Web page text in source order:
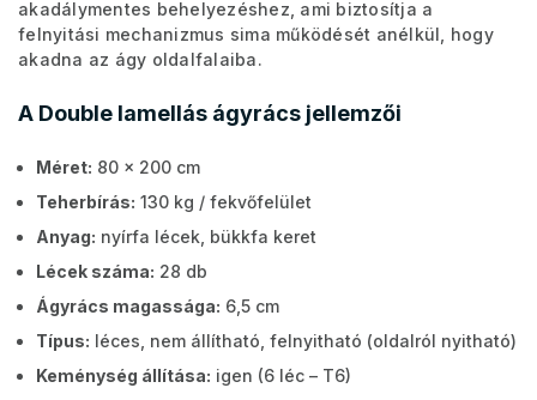
akadálymentes behelyezéshez, ami biztosítja a
felnyitási mechanizmus sima működését anélkül, hogy
akadna az ágy oldalfalaiba.
A Double lamellás ágyrács jellemzői
Méret: 80 x 200 cm
Teherbírás: 130 kg / fekvőfelület
Anyag: nyírfa lécek, bükkfa keret
Lécek száma: 28 db
Ágyrács magassága: 6,5 cm
Típus: léces, nem állítható, felnyitható (oldalról nyitható)
Keménység állítása: igen (6 léc – T6)